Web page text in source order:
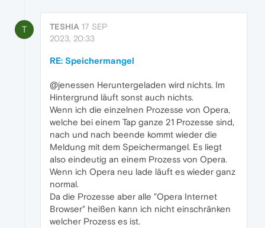
T TESHIA 17 SEP
2023, 20:33
RE: Speichermangel
@jenessen Heruntergeladen wird nichts. Im
Hintergrund läuft sonst auch nichts.
Wenn ich die einzelnen Prozesse von Opera,
welche bei einem Tap ganze 21 Prozesse sind,
nach und nach beende kommt wieder die
Meldung mit dem Speichermangel. Es liegt
also eindeutig an einem Prozess von Opera.
Wenn ich Opera neu lade läuft es wieder ganz
normal.
Da die Prozesse aber alle "Opera Internet
Browser" heißen kann ich nicht einschränken
welcher Prozess es ist.